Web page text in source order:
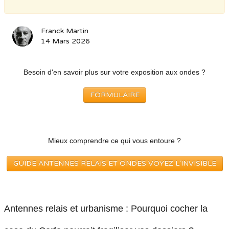
Franck Martin
14 Mars 2026
Besoin d'en savoir plus sur votre exposition aux ondes ?
FORMULAIRE
Mieux comprendre ce qui vous entoure ?
GUIDE ANTENNES RELAIS ET ONDES VOYEZ L'INVISIBLE
Antennes relais et urbanisme : Pourquoi cocher la